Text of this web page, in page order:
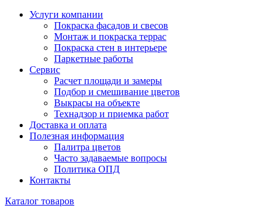
Услуги компании
Покраска фасадов и свесов
Монтаж и покраска террас
Покраска стен в интерьере
Паркетные работы
Сервис
Расчет площади и замеры
Подбор и смешивание цветов
Выкрасы на объекте
Технадзор и приемка работ
Доставка и оплата
Полезная информация
Палитра цветов
Часто задаваемые вопросы
Политика ОПД
Контакты
Каталог товаров